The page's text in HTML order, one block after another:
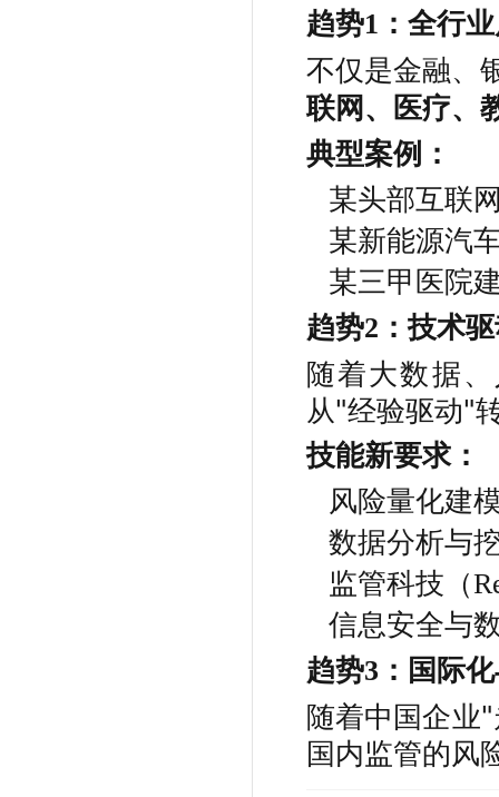
趋势1：全行
不仅是金融、
联网、医疗、
典型案例：
某头部互联
某新能源汽
某三甲医院
趋势2：技术
随着大数据
从"经验驱动"
技能新要求：
风险量化建
数据分析与
监管科技（
信息安全与
趋势3：国际
随着中国企业
国内监管的风